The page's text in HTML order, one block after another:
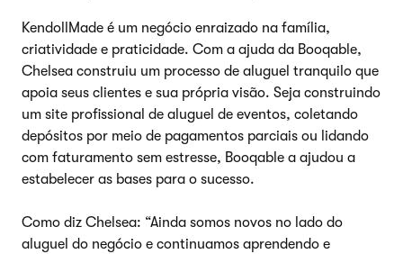
KendollMade é um negócio enraizado na família,
criatividade e praticidade. Com a ajuda da Booqable,
Chelsea construiu um processo de aluguel tranquilo que
apoia seus clientes e sua própria visão. Seja construindo
um site profissional de aluguel de eventos, coletando
depósitos por meio de pagamentos parciais ou lidando
com faturamento sem estresse, Booqable a ajudou a
estabelecer as bases para o sucesso.
Como diz Chelsea: “Ainda somos novos no lado do
aluguel do negócio e continuamos aprendendo e